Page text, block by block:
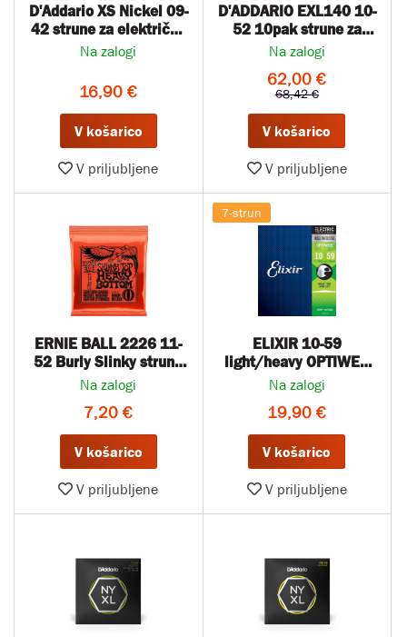
D'Addario XS Nickel 09-
42 strune za električno
kitaro
Na zalogi
16,90 €
V košarico
V priljubljene
D'ADDARIO EXL140 10-
52 10pak strune za
električno kitaro
Na zalogi
62,00 €
68,42 €
V košarico
V priljubljene
ERNIE BALL 2226 11-
52 Burly Slinky strune
za električno kitaro
Na zalogi
7,20 €
V košarico
V priljubljene
ELIXIR 10-59
light/heavy OPTIWEB
strune za 7-strunsko
električno kitaro
Na zalogi
19,90 €
V košarico
V priljubljene
7-strun